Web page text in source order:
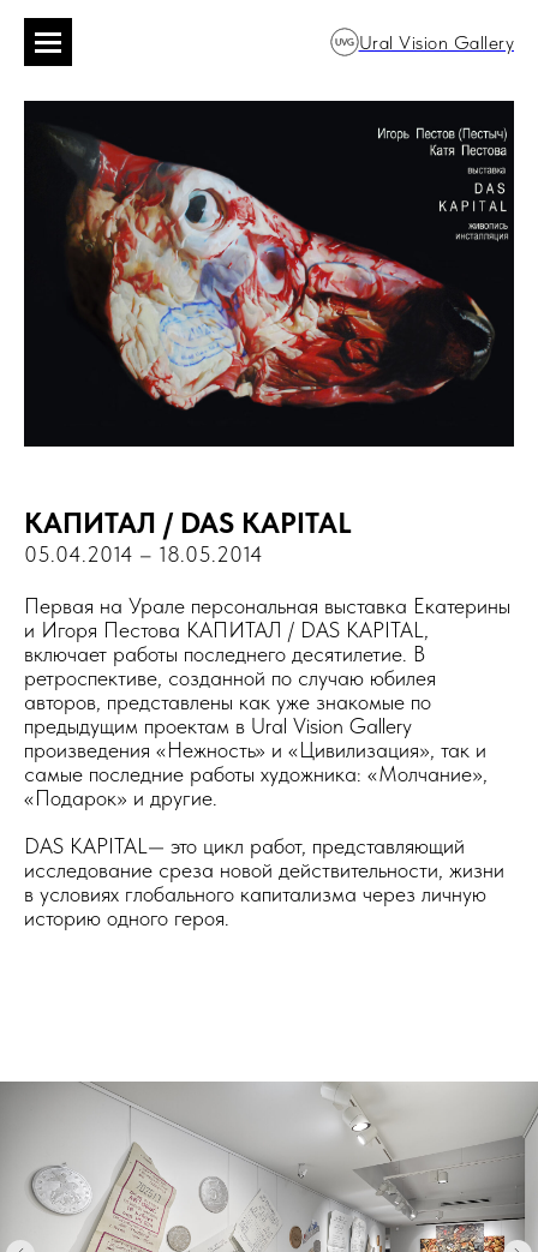
Ural Vision Gallery
КАПИТАЛ / DAS KAPITAL
05.04.2014 – 18.05.2014
Первая на Урале персональная выставка Екатерины
и Игоря Пестова КАПИТАЛ / DAS KAPITAL,
включает работы последнего десятилетие. В
ретроспективе, созданной по случаю юбилея
авторов, представлены как уже знакомые по
предыдущим проектам в Ural Vision Gallery
произведения «Нежность» и «Цивилизация», так и
самые последние работы художника: «Молчание»,
«Подарок» и другие.
DAS KAPITAL— это цикл работ, представляющий
исследование среза новой действительности, жизни
в условиях глобального капитализма через личную
историю одного героя.